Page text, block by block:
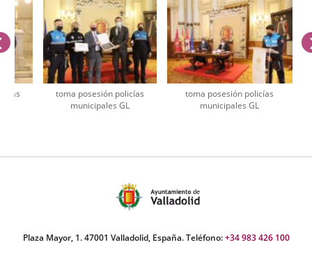
toma posesión policías
municipales GL
toma posesión policías
municipales GL
anterior
Plaza Mayor, 1. 47001 Valladolid, España. Teléfono:+34 983 426 100